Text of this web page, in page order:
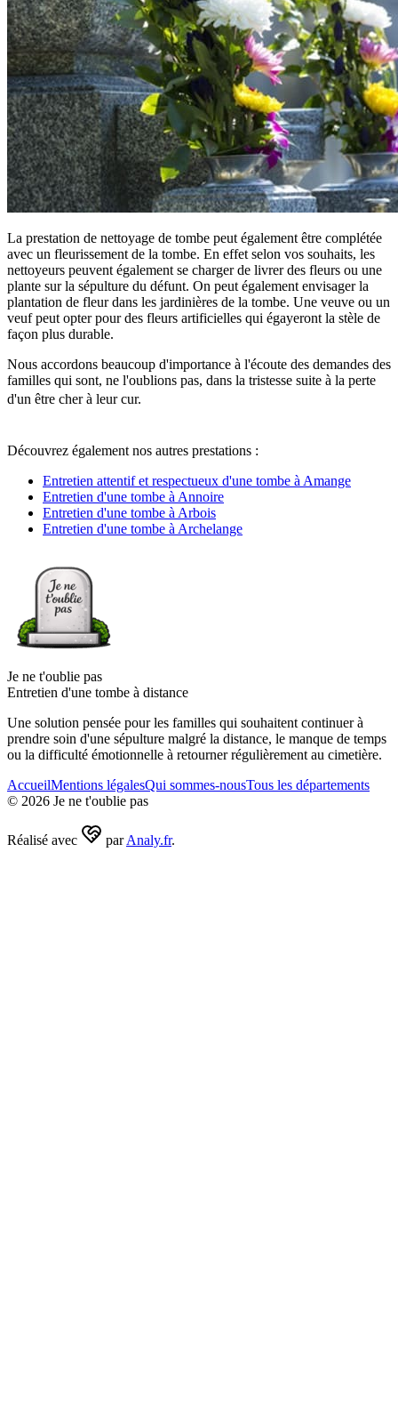
La prestation de nettoyage de tombe peut également être complétée
avec un fleurissement de la tombe. En effet selon vos souhaits, les
nettoyeurs peuvent également se charger de livrer des fleurs ou une
plante sur la sépulture du défunt. On peut également envisager la
plantation de fleur dans les jardinières de la tombe. Une veuve ou un
veuf peut opter pour des fleurs artificielles qui égayeront la stèle de
façon plus durable.
Nous accordons beaucoup d'importance à l'écoute des demandes des
familles qui sont, ne l'oublions pas, dans la tristesse suite à la perte
d'un être cher à leur cur.
Découvrez également nos autres prestations :
Entretien attentif et respectueux d'une tombe à Amange
Entretien d'une tombe à Annoire
Entretien d'une tombe à Arbois
Entretien d'une tombe à Archelange
Je ne t'oublie pas
Entretien d'une tombe à distance
Une solution pensée pour les familles qui souhaitent continuer à
prendre soin d'une sépulture malgré la distance, le manque de temps
ou la difficulté émotionnelle à retourner régulièrement au cimetière.
AccueilMentions légalesQui sommes-nousTous les départements
© 2026 Je ne t'oublie pas
Réalisé avec par Analy.fr.